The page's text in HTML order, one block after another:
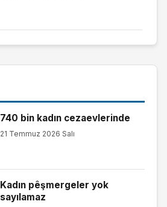
740 bin kadın cezaevlerinde
21 Temmuz 2026 Salı
Kadın pêşmergeler yok
sayılamaz